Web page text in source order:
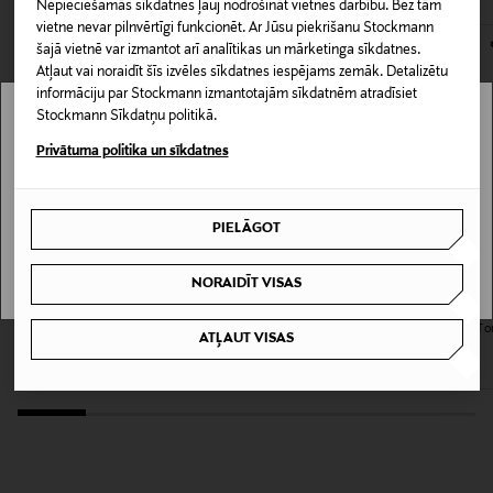
Nepieciešamās sīkdatnes ļauj nodrošināt vietnes darbību. Bez tām
vietne nevar pilnvērtīgi funkcionēt. Ar Jūsu piekrišanu Stockmann
šajā vietnē var izmantot arī analītikas un mārketinga sīkdatnes.
Atļaut vai noraidīt šīs izvēles sīkdatnes iespējams zemāk. Detalizētu
informāciju par Stockmann izmantotajām sīkdatnēm atradīsiet
Stockmann Sīkdatņu politikā.
Privātuma politika un sīkdatnes
PIELĀGOT
NORAIDĪT VISAS
ATĻAUT VISAS
Ieteicams lietot arī citos gadījumos, ne tikai pēc
attīrīšanas, proti, ikreiz, kad ādai nepieciešama
atsvaidzināšana. Izmantojiet arī kā atsvaidzinošu un
relaksējošu acu kompresi
151797736
Iepakojuma izmērs
100 ml
Ādas tips
Krāsa
kas tiek atdoti atpakaļ, ir jābūt to sākotnējā neatvērtajā
iepakojumā.
PREČU ATGRIEŠANAS POLITIKA
WELEDA
JOIK
Re-Boost Glow Brightening Facial
sejas toniks
Stockmann nav pieejams tavā valstī.
I UNDERSTAND